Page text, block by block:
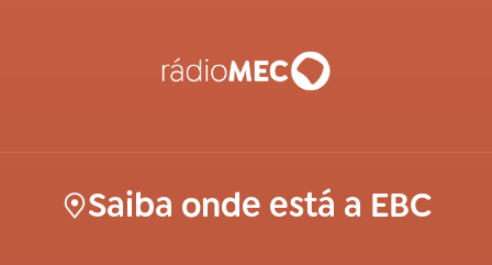
Saiba onde está a EBC